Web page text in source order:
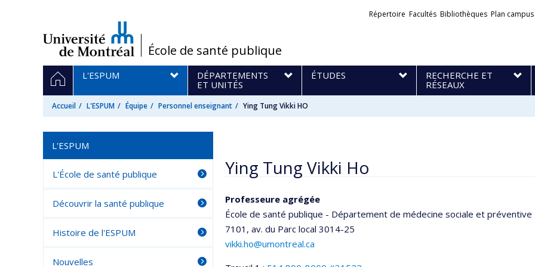
/École de santé publique
Liens
Répertoire Facultés Bibliothèques Plan campus
Navigation
principale
ACCUEIL
L'ESPUM
DÉPARTEMENTS
ET UNITÉS
ÉTUDES
RECHERCHE ET
RÉSEAUX
Accueil L'ESPUM Équipe Personnel enseignant Ying Tung Vikki HO
Ying Tung Vikki Ho
Professeure agrégée
École de santé publique - Département de médecine sociale et préventive
7101, av. du Parc local 3014-25
vikki.ho@umontreal.ca
L'ESPUM
L'École de santé publique
Découvrir la santé publique
Histoire de l'ESPUM
Nouvelles